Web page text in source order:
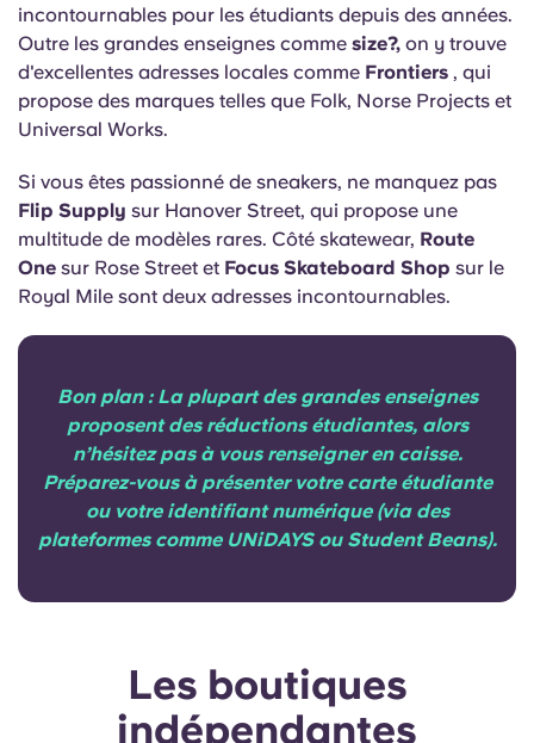
incontournables pour les étudiants depuis des années.
Outre les grandes enseignes comme size?, on y trouve
d'excellentes adresses locales comme Frontiers , qui
propose des marques telles que Folk, Norse Projects et
Universal Works.
Si vous êtes passionné de sneakers, ne manquez pas
Flip Supply sur Hanover Street, qui propose une
multitude de modèles rares. Côté skatewear, Route
One sur Rose Street et Focus Skateboard Shop sur le
Royal Mile sont deux adresses incontournables.
Bon plan : La plupart des grandes enseignes
proposent des réductions étudiantes, alors
n’hésitez pas à vous renseigner en caisse.
Préparez-vous à présenter votre carte étudiante
ou votre identifiant numérique (via des
plateformes comme UNiDAYS ou Student Beans).
Les boutiques
indépendantes